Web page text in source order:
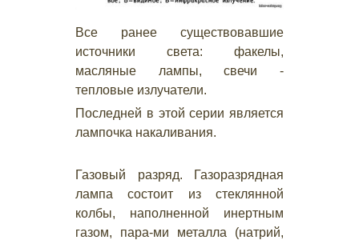
Все ранее существовавшие
источники света: факелы,
масляные лампы, свечи -
тепловые излучатели.
Последней в этой серии является
лампочка накаливания.
Газовый разряд. Газоразрядная
лампа состоит из стеклянной
колбы, наполненной инертным
газом, пара-ми металла (натрий,